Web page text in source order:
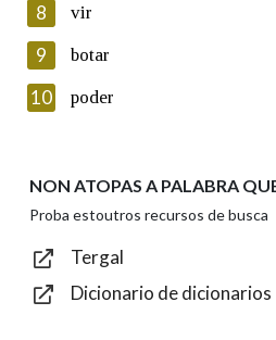
Lin e acepto as condicións
Introduce o código que aparece
Texto de verificación
8 vir
9 botar
10 poder
NON ATOPAS A PALABRA
Proba estoutros recursos de busca
Tergal
Dicionario de dicionarios